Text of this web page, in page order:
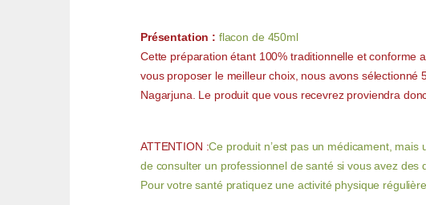
Présentation : flacon de 450ml
Cette préparation étant 100% traditionnelle et conforme
vous proposer le meilleur choix, nous avons sélectionné
Nagarjuna. Le produit que vous recevrez proviendra
ATTENTION :Ce produit n’est pas un médicament,
de consulter un professionnel de santé si vous avez des
Pour votre santé pratiquez une activité physique